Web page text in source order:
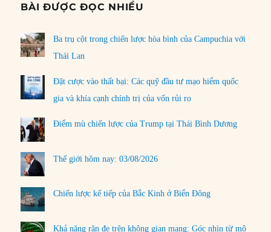
BÀI ĐƯỢC ĐỌC NHIỀU
Ba trụ cột trong chiến lược hòa bình của Campuchia với
Thái Lan
Đặt cược vào thất bại: Các quỹ đầu tư mạo hiểm quốc
gia và khía cạnh chính trị của vốn rủi ro
Điểm mù chiến lược của Trump tại Thái Bình Dương
Thế giới hôm nay: 03/08/2026
Chiến lược kế tiếp của Bắc Kinh ở Biển Đông
Khả năng răn đe trên không gian mạng: Góc nhìn từ mô